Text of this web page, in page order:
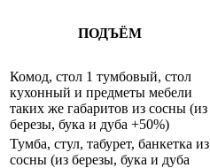
ПОДЪЁМ
Комод, стол 1 тумбовый, стол
кухонный и предметы мебели
таких же габаритов из сосны (из
березы, бука и дуба +50%)
Тумба, стул, табурет, банкетка из
сосны (из березы, бука и дуба